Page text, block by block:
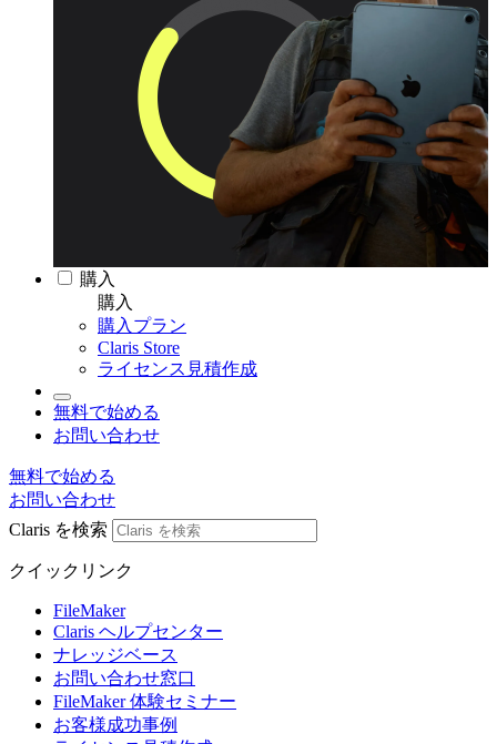
購入
購入
購入プラン
Claris Store
ライセンス見積作成
無料で始める
お問い合わせ
無料で始める
お問い合わせ
Claris を検索
クイックリンク
FileMaker
Claris ヘルプセンター
ナレッジベース
お問い合わせ窓口
FileMaker 体験セミナー
お客様成功事例